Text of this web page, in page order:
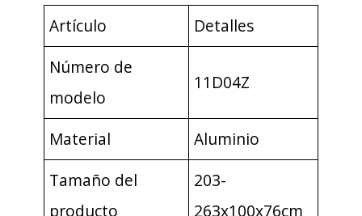
Artículo
Detalles
Número de
modelo
11D04Z
Material
Aluminio
Tamaño del
producto
203-
263x100x76cm